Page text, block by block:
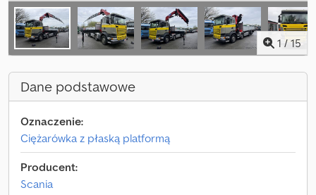
1 / 15
Dane podstawowe
Oznaczenie:
Ciężarówka z płaską platformą
Producent:
Scania